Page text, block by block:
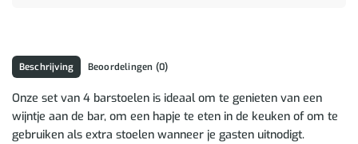
Beschrijving Beoordelingen (0)
Onze set van 4 barstoelen is ideaal om te genieten van een
wijntje aan de bar, om een hapje te eten in de keuken of om te
gebruiken als extra stoelen wanneer je gasten uitnodigt.